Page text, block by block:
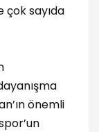
çok sayıda
önemli